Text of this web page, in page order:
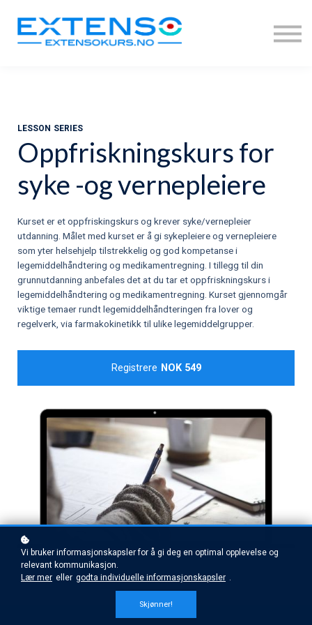
KONTAKT OSS/FAQ
REGISTRERING
LESSON SERIES
Oppfriskningskurs for
syke -og vernepleiere
Kurset er et oppfriskingskurs og krever syke/vernepleier
utdanning. Målet med kurset er å gi sykepleiere og vernepleiere
som yter helsehjelp tilstrekkelig og god kompetanse i
legemiddelhåndtering og medikamentregning. I tillegg til din
grunnutdanning anbefales det at du tar et oppfriskningskurs i
legemiddelhåndtering og medikamentregning. Kurset gjennomgår
viktige temaer rundt legemiddelhåndteringen fra lover og
regelverk, via farmakokinetikk til ulike legemiddelgrupper.
Registrere NOK 549
Vi bruker informasjonskapsler for å gi deg en optimal opplevelse og
relevant kommunikasjon.
Lær mer eller godta individuelle informasjonskapsler .
Skjønner!